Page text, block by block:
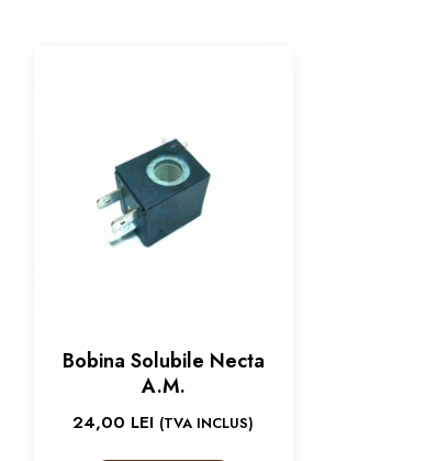
Bobina Solubile Necta
A.M.
24,00 LEI (TVA INCLUS)